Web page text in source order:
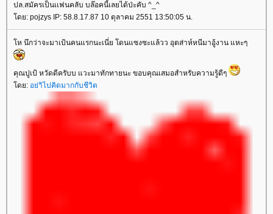
ปล.สมัครเป็นเเฟนคลับ บล๊อคนี้เลยได้ป่ะคับ ^_^
ดย: pojzys IP: 58.8.17.87 10 ตุลาคม 2551 13:50:05 น.
ห นึกว่าจะมาเป้นคนแรกนะเนี่ย โดนแซงซะแล้วว อุตส่าห์หนีมาอู้งาน แหะๆ
คุณปูเป้ หวัดดีครับบ แวะมาทักทายนะ ขอบคุณเสมอสำหรับความรู้ดีๆ
ดย: อย่าิไปคิดมากกับชีวิต